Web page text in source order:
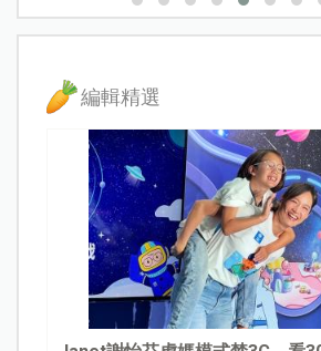
編輯精選